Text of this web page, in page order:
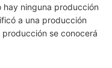
hay ninguna producción
a una producción
se conocerá